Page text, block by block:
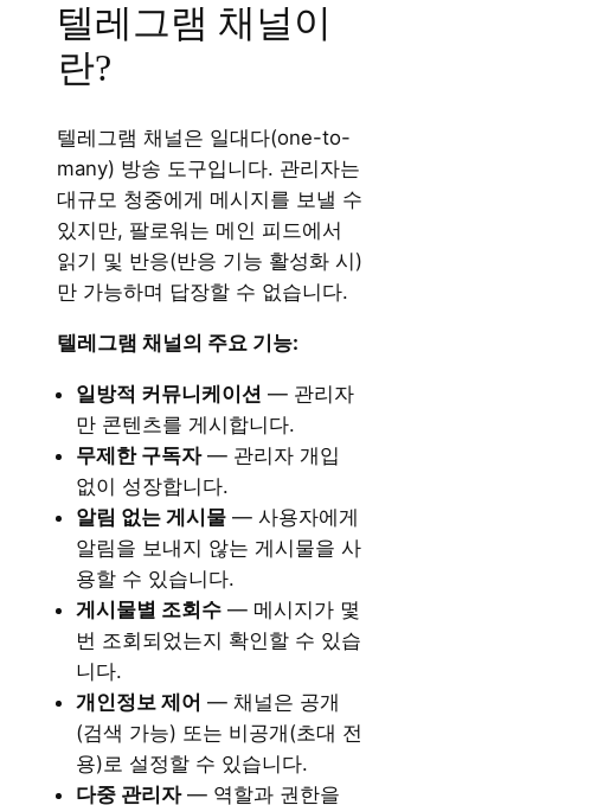
텔레그램 채널이
란?
텔레그램 채널은 일대다(one-to-
many) 방송 도구입니다. 관리자는
대규모 청중에게 메시지를 보낼 수
있지만, 팔로워는 메인 피드에서
읽기 및 반응(반응 기능 활성화 시)
만 가능하며 답장할 수 없습니다.
텔레그램 채널의 주요 기능:
일방적 커뮤니케이션 — 관리자
만 콘텐츠를 게시합니다.
무제한 구독자— 관리자 개입
없이 성장합니다.
알림 없는 게시물 — 사용자에게
알림을 보내지 않는 게시물을 사
용할 수 있습니다.
게시물별 조회수 — 메시지가 몇
번 조회되었는지 확인할 수 있습
니다.
개인정보 제어 — 채널은 공개
(검색 가능) 또는 비공개(초대 전
용)로 설정할 수 있습니다.
다중 관리자— 역할과 권한을